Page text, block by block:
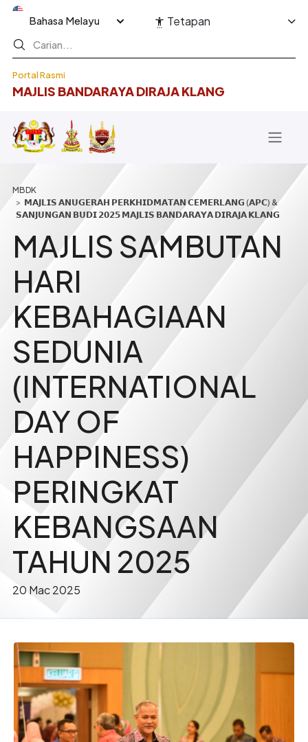
Langkau ke kandungan utama
Portal Rasmi
MAJLIS BANDARAYA DIRAJA KLANG
Select your language Tetapan
Breadcrumb
𝗠𝗔𝗝𝗟𝗜𝗦 𝗔𝗡𝗨𝗚𝗘𝗥𝗔𝗛 𝗣𝗘𝗥𝗞𝗛𝗜𝗗𝗠𝗔𝗧𝗔𝗡 𝗖𝗘𝗠𝗘𝗥𝗟𝗔𝗡𝗚 (𝗔𝗣𝗖) &
𝗦𝗔𝗡𝗝𝗨𝗡𝗚𝗔𝗡 𝗕𝗨𝗗𝗜 𝟮𝟬𝟮𝟱 𝗠𝗔𝗝𝗟𝗜𝗦 𝗕𝗔𝗡𝗗𝗔𝗥𝗔𝗬𝗔 𝗗𝗜𝗥𝗔𝗝𝗔 𝗞𝗟𝗔𝗡𝗚
MAJLIS SAMBUTAN
HARI
KEBAHAGIAAN
SEDUNIA
(INTERNATIONAL
DAY OF
HAPPINESS)
PERINGKAT
KEBANGSAAN
TAHUN 2025
20 Mac 2025